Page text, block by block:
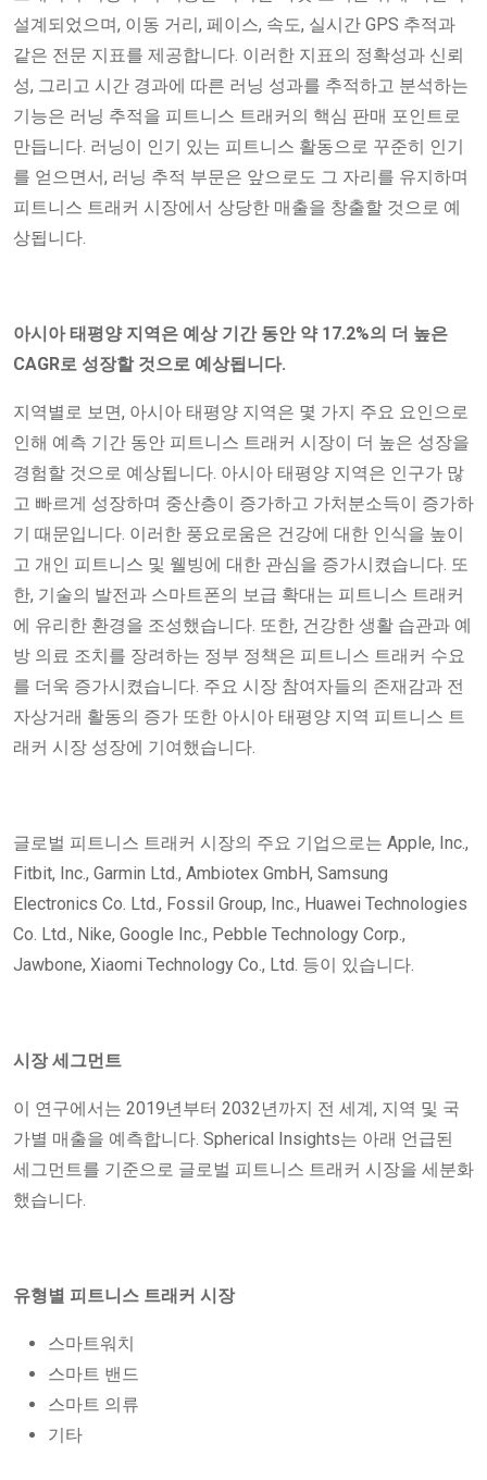
설계되었으며, 이동 거리, 페이스, 속도, 실시간 GPS 추적과
같은 전문 지표를 제공합니다. 이러한 지표의 정확성과 신뢰
성, 그리고 시간 경과에 따른 러닝 성과를 추적하고 분석하는
기능은 러닝 추적을 피트니스 트래커의 핵심 판매 포인트로
만듭니다. 러닝이 인기 있는 피트니스 활동으로 꾸준히 인기
를 얻으면서, 러닝 추적 부문은 앞으로도 그 자리를 유지하며
피트니스 트래커 시장에서 상당한 매출을 창출할 것으로 예
상됩니다.
아시아 태평양 지역은 예상 기간 동안 약 17.2%의 더 높은
CAGR로 성장할 것으로 예상됩니다.
지역별로 보면, 아시아 태평양 지역은 몇 ​​가지 주요 요인으로
인해 예측 기간 동안 피트니스 트래커 시장이 더 높은 성장을
경험할 것으로 예상됩니다. 아시아 태평양 지역은 인구가 많
고 빠르게 성장하며 중산층이 증가하고 가처분소득이 증가하
기 때문입니다. 이러한 풍요로움은 건강에 대한 인식을 높이
고 개인 피트니스 및 웰빙에 대한 관심을 증가시켰습니다. 또
한, 기술의 발전과 스마트폰의 보급 확대는 피트니스 트래커
에 유리한 환경을 조성했습니다. 또한, 건강한 생활 습관과 예
방 의료 조치를 장려하는 정부 정책은 피트니스 트래커 수요
를 더욱 증가시켰습니다. 주요 시장 참여자들의 존재감과 전
자상거래 활동의 증가 또한 아시아 태평양 지역 피트니스 트
래커 시장 성장에 기여했습니다.
글로벌 피트니스 트래커 시장의 주요 기업으로는 Apple, Inc.,
Fitbit, Inc., Garmin Ltd., Ambiotex GmbH, Samsung
Electronics Co. Ltd., Fossil Group, Inc., Huawei Technologies
Co. Ltd., Nike, Google Inc., Pebble Technology Corp.,
Jawbone, Xiaomi Technology Co., Ltd. 등이 있습니다.
시장 세그먼트
이 연구에서는 2019년부터 2032년까지 전 세계, 지역 및 국
가별 매출을 예측합니다. Spherical Insights는 아래 언급된
세그먼트를 기준으로 글로벌 피트니스 트래커 시장을 세분화
했습니다.
유형별 피트니스 트래커 시장
스마트워치
스마트 밴드
스마트 의류
기타